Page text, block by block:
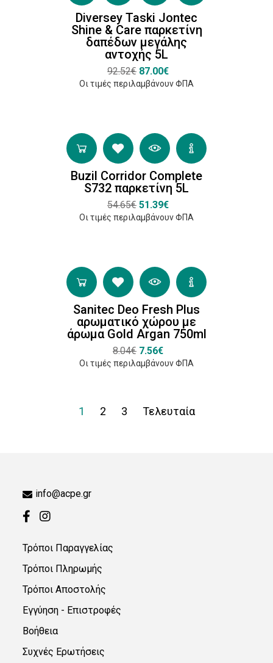
Diversey Taski Jontec
Shine & Care παρκετίνη
δαπέδων μεγάλης
αντοχής 5L
92.52€ 87.00€
Οι τιμές περιλαμβάνουν ΦΠΑ
Buzil Corridor Complete
S732 παρκετίνη 5L
54.65€ 51.39€
Οι τιμές περιλαμβάνουν ΦΠΑ
Sanitec Deo Fresh Plus
αρωματικό χώρου με
άρωμα Gold Argan 750ml
8.04€ 7.56€
Οι τιμές περιλαμβάνουν ΦΠΑ
1 2 3 Τελευταία
info@acpe.gr
Τρόποι Παραγγελίας
Τρόποι Πληρωμής
Τρόποι Αποστολής
Εγγύηση - Επιστροφές
Βοήθεια
Συχνές Ερωτήσεις